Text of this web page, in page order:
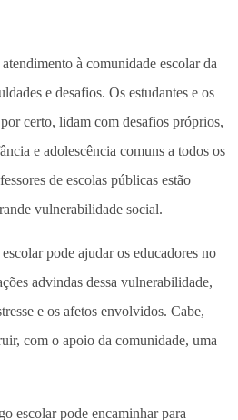
à comunidade escolar da
e desafios. Os estudantes e os
certo, lidam com desafios próprios,
e adolescência comuns a todos os
de escolas públicas estão
vulnerabilidade social.
pode ajudar os educadores no
advindas dessa vulnerabilidade,
e os afetos envolvidos. Cabe,
com o apoio da comunidade, uma
escolar pode encaminhar para